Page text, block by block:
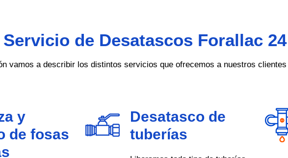
Servicio de Desatascos Forallac
vamos a describir los distintos servicios que ofrecemos a nuestros
y
de fosas
Desatasco de
tuberías